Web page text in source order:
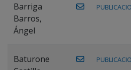
Barriga
Barros,
Ángel
Baturone